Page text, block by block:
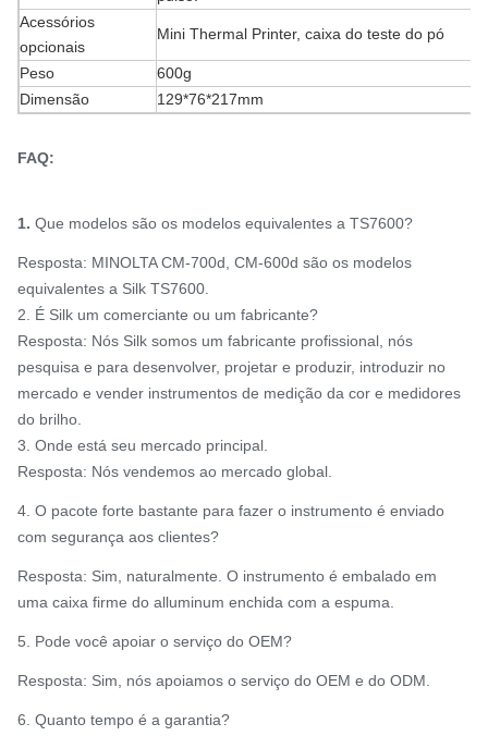
Acessórios
opcionais
Mini Thermal Printer, caixa do teste do pó
Peso
600g
Dimensão
129*76*217mm
FAQ:
1. Que modelos são os modelos equivalentes a TS7600?
Resposta: MINOLTA CM-700d, CM-600d são os modelos
equivalentes a Silk TS7600.
2. É Silk um comerciante ou um fabricante?
Resposta: Nós Silk somos um fabricante profissional, nós
pesquisa e para desenvolver, projetar e produzir, introduzir no
mercado e vender instrumentos de medição da cor e medidores
do brilho.
3. Onde está seu mercado principal.
Resposta: Nós vendemos ao mercado global.
4. O pacote forte bastante para fazer o instrumento é enviado
com segurança aos clientes?
Resposta: Sim, naturalmente. O instrumento é embalado em
uma caixa firme do alluminum enchida com a espuma.
5. Pode você apoiar o serviço do OEM?
Resposta: Sim, nós apoiamos o serviço do OEM e do ODM.
6. Quanto tempo é a garantia?